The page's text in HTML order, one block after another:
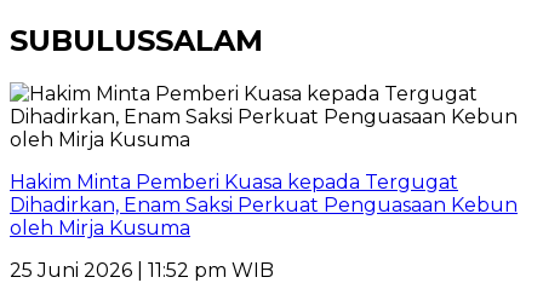
SUBULUSSALAM
Hakim Minta Pemberi Kuasa kepada Tergugat
Dihadirkan, Enam Saksi Perkuat Penguasaan Kebun
oleh Mirja Kusuma
25 Juni 2026 | 11:52 pm WIB